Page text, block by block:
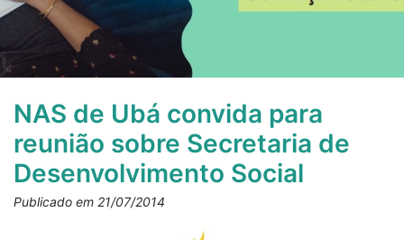
NAS de Ubá convida para
reunião sobre Secretaria de
Desenvolvimento Social
Publicado em 21/07/2014